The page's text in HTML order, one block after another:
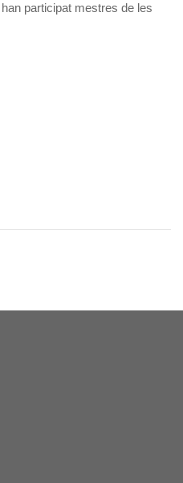
participat mestres de les